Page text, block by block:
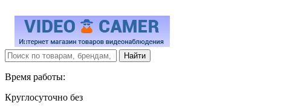
Время работы:
Круглосуточно без